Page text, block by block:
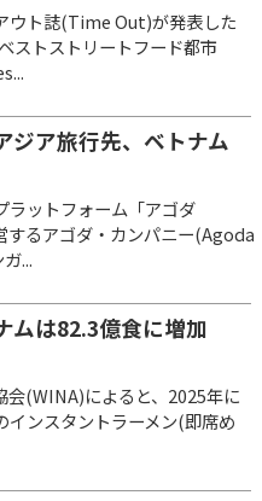
ウト誌(Time Out)が発表した
ストストリートフード都市
ジア旅行先、ベトナム
ラットフォーム「アゴダ
るアゴダ・カンパニー(Agoda
...
ムは82.3億食に増加
会(WINA)によると、2025年に
インスタントラーメン(即席め